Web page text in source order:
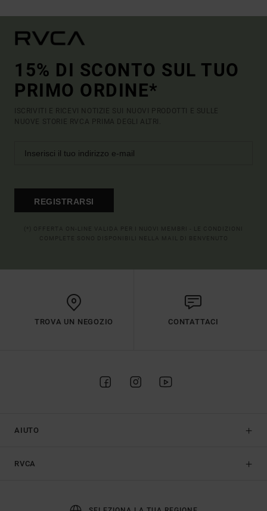
15% DI SCONTO SUL TUO
PRIMO ORDINE*
ISCRIVITI E RICEVI NOTIZIE SUI NUOVI PRODOTTI E SULLE
NUOVE STORIE RVCA PRIMA DEGLI ALTRI.
REGISTRARSI
TROVA UN NEGOZIO CONTATTACI
AIUTO
RVCA